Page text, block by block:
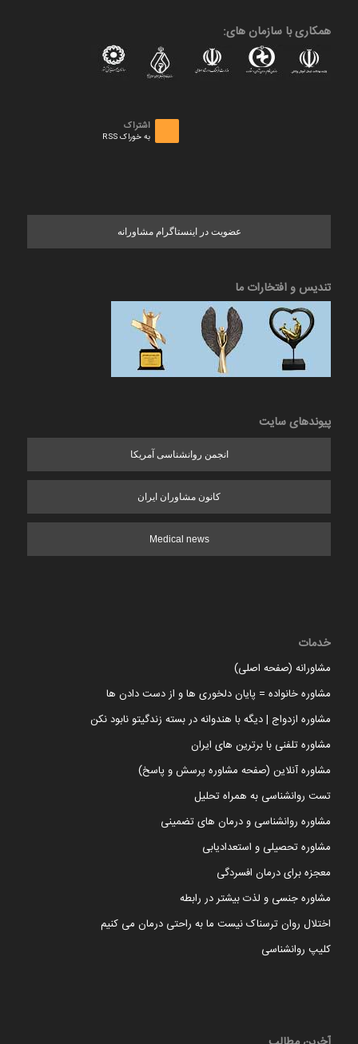
همکاری با سازمان های:
اشتراک
به خوراک RSS
عضویت در اینستاگرام مشاورانه
تندیس و افتخارات ما
پیوندهای سایت
انجمن روانشناسی آمریکا
کانون مشاوران ایران
Medical news
خدمات
مشاورانه (صفحه اصلی)
مشاوره خانواده = پایان دلخوری ها و از دست دادن ها
مشاوره ازدواج | دیگه با هندوانه در بسته زندگیتو نابود نکن
مشاوره تلفنی با برترین های ایران
مشاوره آنلاین (صفحه مشاوره پرسش و پاسخ)
تست روانشناسی به همراه تحلیل
مشاوره روانشناسی و درمان های تضمینی
مشاوره تحصیلی و استعدادیابی
معجزه برای درمان افسردگی
مشاوره جنسی و لذت بیشتر در رابطه
اختلال روان ترسناک نیست ما به راحتی درمان می کنیم
کلیپ روانشناسی